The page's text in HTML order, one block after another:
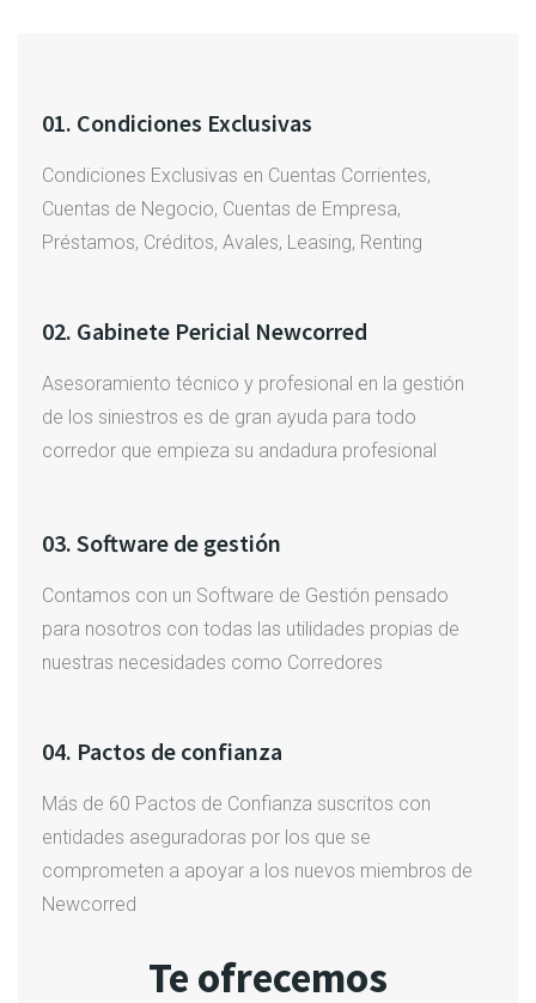
01. Condiciones Exclusivas
Condiciones Exclusivas en Cuentas Corrientes,
Cuentas de Negocio, Cuentas de Empresa,
Préstamos, Créditos, Avales, Leasing, Renting
02. Gabinete Pericial Newcorred
Asesoramiento técnico y profesional en la gestión
de los siniestros es de gran ayuda para todo
corredor que empieza su andadura profesional
03. Software de gestión
Contamos con un Software de Gestión pensado
para nosotros con todas las utilidades propias de
nuestras necesidades como Corredores
04. Pactos de confianza
Más de 60 Pactos de Confianza suscritos con
entidades aseguradoras por los que se
comprometen a apoyar a los nuevos miembros de
Newcorred
Te ofrecemos